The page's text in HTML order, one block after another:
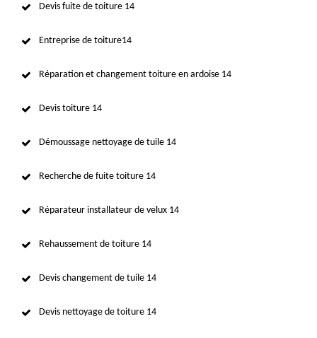
Devis fuite de toiture 14
Entreprise de toiture14
Réparation et changement toiture en ardoise 14
Devis toiture 14
Démoussage nettoyage de tuile 14
Recherche de fuite toiture 14
Réparateur installateur de velux 14
Rehaussement de toiture 14
Devis changement de tuile 14
Devis nettoyage de toiture 14